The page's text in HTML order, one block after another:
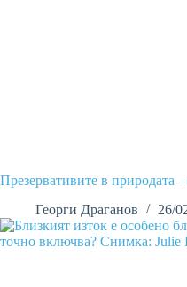
Презервативите в природата
Георги Драганов
26/